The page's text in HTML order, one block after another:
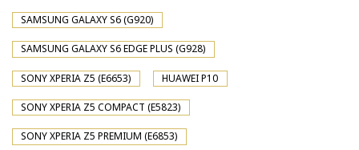
SAMSUNG GALAXY S6 (G920)
SAMSUNG GALAXY S6 EDGE PLUS (G928)
SONY XPERIA Z5 (E6653) HUAWEI P10
SONY XPERIA Z5 COMPACT (E5823)
SONY XPERIA Z5 PREMIUM (E6853)